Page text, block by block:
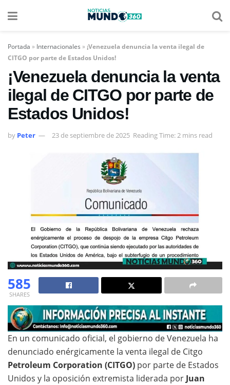
Portada » Internacionales » ¡Venezuela denuncia la venta ilegal de
CITGO por parte de Estados Unidos!
¡Venezuela denuncia la venta
ilegal de CITGO por parte de
Estados Unidos!
by Peter 23 de septiembre de 2025 Reading Time: 2 mins read
585
SHARES
En un comunicado oficial, el gobierno de Venezuela ha
denunciado enérgicamente la venta ilegal de Citgo
Petroleum Corporation (CITGO) por parte de Estados
Unidos y la oposición extremista liderada por Juan